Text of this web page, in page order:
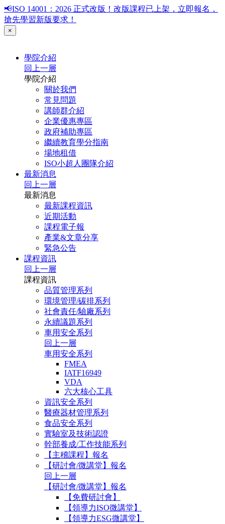
📢ISO 14001：2026 正式改版！改版課程已上架，立即報名，
搶先學習新版要求！
×
學院介紹
回上一層
學院介紹
關於我們
常見問題
講師群介紹
企業優惠專區
政府補助專區
繼續教育學分指南
場地租借
ISO小超人團隊介紹
最新消息
回上一層
最新消息
最新課程資訊
近期活動
課程電子報
產業&文章分享
緊急公告
課程資訊
回上一層
課程資訊
品質管理系列
環境管理/碳排系列
社會責任/驗廠系列
永續議題系列
車用安全系列
回上一層
車用安全系列
FMEA
IATF16949
VDA
六大核心工具
資訊安全系列
醫療器材管理系列
食品安全系列
實驗室及技術認證
幹部養成/工作技能系列
【主稽課程】報名
【研討會/微講堂】報名
回上一層
【研討會/微講堂】報名
【免費研討會】
【領導力ISO微講堂】
【領導力ESG微講堂】